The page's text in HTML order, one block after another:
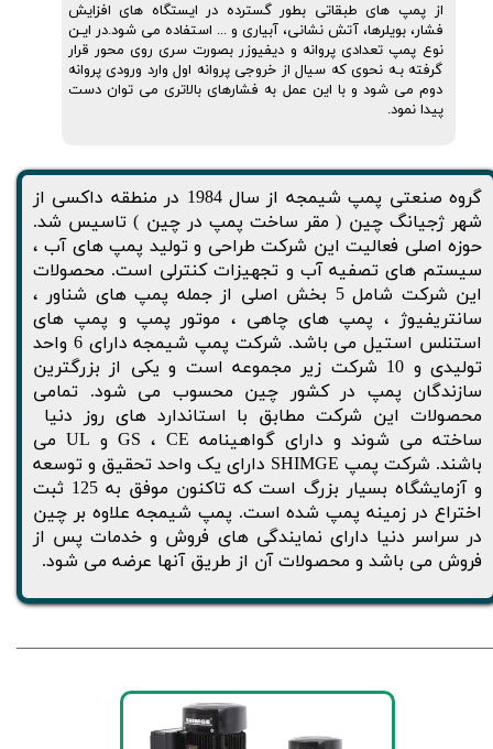
گروه صنعتی پمپ شیمجه از سال 1984 در منطقه داکسی از
شهر ژجیانگ چین ( مقر ساخت پمپ در چین ) تاسیس شد.
حوزه اصلی فعالیت این شرکت طراحی و تولید پمپ های آب ،
سیستم های تصفیه آب و تجهیزات کنترلی است. محصولات
این شرکت شامل 5 بخش اصلی از جمله پمپ های شناور ،
سانتریفیوژ ، پمپ های چاهی ، موتور پمپ و پمپ های
استنلس استیل می باشد. شرکت پمپ شیمجه دارای 6 واحد
تولیدی و 10 شرکت زیر مجموعه است و یکی از بزرگترین
سازندگان پمپ در کشور چین محسوب می شود. تمامی
محصولات این شرکت مطابق با استاندارد های روز دنیا
ساخته می شوند و دارای گواهینامه GS ، CE و UL می
باشند. شرکت پمپ SHIMGE دارای یک واحد تحقیق و توسعه
و آزمایشگاه بسیار بزرگ است که تاکنون موفق به 125 ثبت
اختراع در زمینه پمپ شده است. پمپ شیمجه علاوه بر چین
در سراسر دنیا دارای نمایندگی های فروش و خدمات پس از
فروش می باشد و محصولات آن از طریق آنها عرضه می شود.
از پمپ های طبقاتی بطور گسترده در ایستگاه های افزایش
فشار، بویلرها، آتش نشانی، آبیاری و ... استفاده می شود.در ایـن
نوع پمپ تعدادی پروانه و دیفیوزر بصورت سری روی محور قرار
گرفته بـه نحوی که سیال از خروجی پروانه اول وارد ورودی پروانه
دوم می شود و با این عمل به فشارهای بالاتری می توان دست
پیدا نمود.